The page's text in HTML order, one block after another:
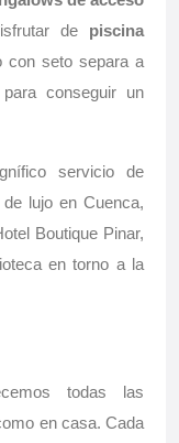
de piscina
con seto separa a
conseguir un
servicio de
lujo en Cuenca,
Boutique Pinar,
en torno a la
todas las
en casa. Cada